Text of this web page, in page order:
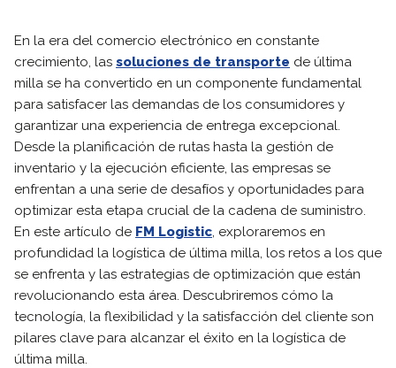
En la era del comercio electrónico en constante
crecimiento, las soluciones de transporte de última
milla se ha convertido en un componente fundamental
para satisfacer las demandas de los consumidores y
garantizar una experiencia de entrega excepcional.
Desde la planificación de rutas hasta la gestión de
inventario y la ejecución eficiente, las empresas se
enfrentan a una serie de desafíos y oportunidades para
optimizar esta etapa crucial de la cadena de suministro.
En este artículo de FM Logistic, exploraremos en
profundidad la logística de última milla, los retos a los que
se enfrenta y las estrategias de optimización que están
revolucionando esta área. Descubriremos cómo la
tecnología, la flexibilidad y la satisfacción del cliente son
pilares clave para alcanzar el éxito en la logística de
última milla.